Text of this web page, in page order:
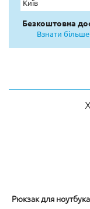
Безкоштовна
Взнати
Рюкзак для